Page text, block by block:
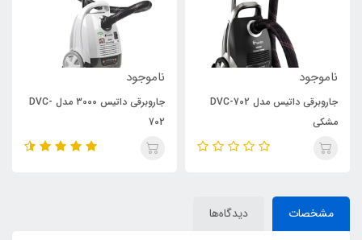
ناموجود
جاروبرقی داتیس مدل DVC-702
مشکی
ناموجود
جاروبرقی داتیس 3000 مدل DVC-
702
مشخصات دیدگاه‌ها